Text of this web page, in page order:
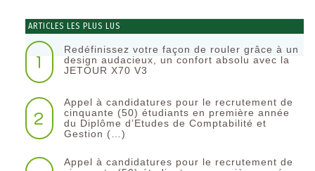
ARTICLES LES PLUS LUS
1
Redéfinissez votre façon de rouler grâce à un
design audacieux, un confort absolu avec la
JETOUR X70 V3
2
Appel à candidatures pour le recrutement de
cinquante (50) étudiants en première année
du Diplôme d’Etudes de Comptabilité et
Gestion (…)
Appel à candidatures pour le recrutement de